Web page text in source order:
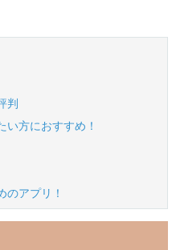
判
方におすすめ！
アプリ！